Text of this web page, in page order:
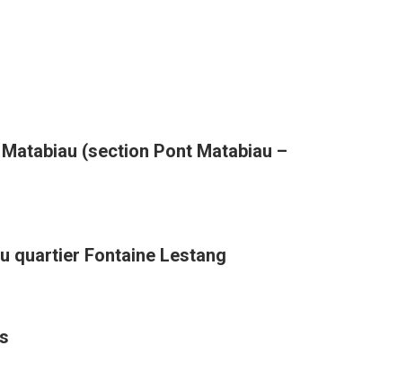
(section Pont Matabiau –
quartier Fontaine Lestang